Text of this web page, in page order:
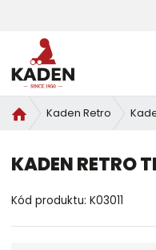
v
d
í
Kaden Retro
KADEN RETRO
Kód produktu:K03011